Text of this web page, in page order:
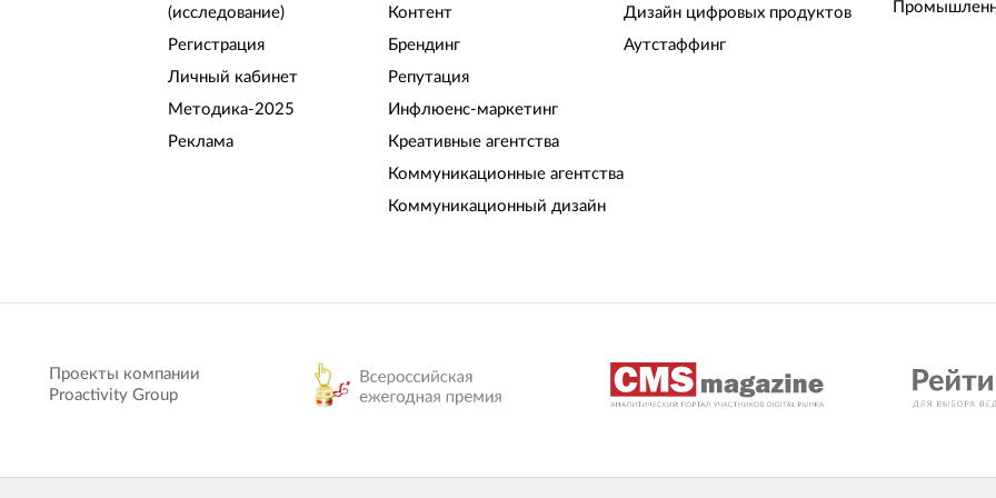
(исследование)
Регистрация
Личный кабинет
Методика-2025
Реклама
Контент
Брендинг
Репутация
Инфлюенс-маркетинг
Креативные агентства
Коммуникационные агентства
Коммуникационный дизайн
Дизайн цифровых продуктов
Аутстаффинг
Проекты компании
Proactivity Group